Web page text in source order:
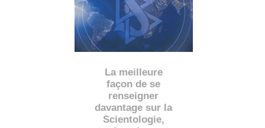
La meilleure
façon de se
renseigner
davantage sur la
Scientologie,